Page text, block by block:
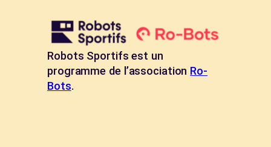
Robots Sportifs est un
programme de l’association Ro-
Bots.